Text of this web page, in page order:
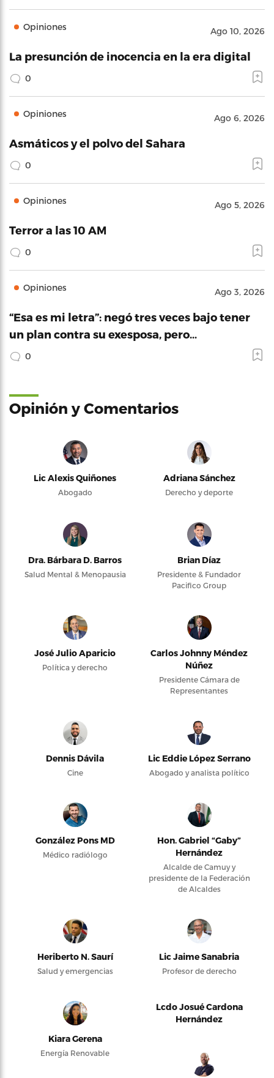
Opiniones Ago 10, 2026
La presunción de inocencia en la era digital
0
Opiniones Ago 6, 2026
Asmáticos y el polvo del Sahara
0
Opiniones Ago 5, 2026
Terror a las 10 AM
0
Opiniones Ago 3, 2026
“Esa es mi letra”: negó tres veces bajo tener
un plan contra su exesposa, pero…
0
Opinión y Comentarios
Lic Alexis Quiñones
Abogado
Adriana Sánchez
Derecho y deporte
Dra. Bárbara D. Barros
Salud Mental & Menopausia
Brian Díaz
Presidente & Fundador
Pacifico Group
José Julio Aparicio
Política y derecho
Carlos Johnny Méndez
Núñez
Presidente Cámara de
Representantes
Dennis Dávila
Cine
Lic Eddie López Serrano
Abogado y analista político
González Pons MD
Médico radiólogo
Hon. Gabriel “Gaby”
Hernández
Alcalde de Camuy y
presidente de la Federación
de Alcaldes
Heriberto N. Saurí
Salud y emergencias
Lic Jaime Sanabria
Profesor de derecho
Kiara Gerena
Energía Renovable
Lcdo Josué Cardona
Hernández